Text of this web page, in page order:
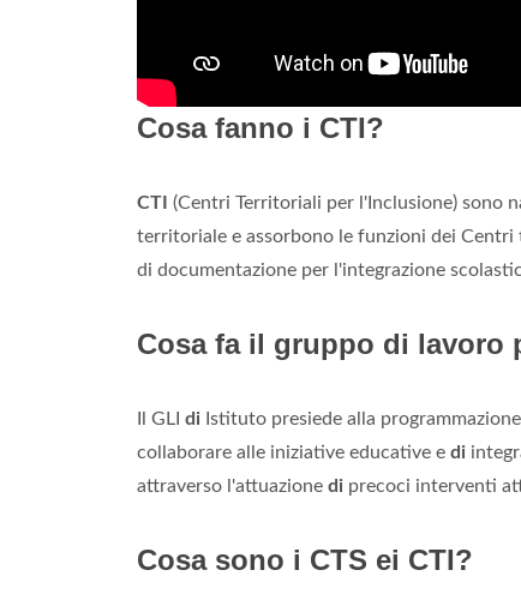
Cosa fanno i CTI?
CTI (Centri Territoriali per l'Inclusione) sono
territoriale e assorbono le funzioni dei
di documentazione per l'integrazione
Cosa fa il gruppo di lavoro
Il GLI di Istituto presiede alla
collaborare alle iniziative educative e di
attraverso l'attuazione di precoci interventi
Cosa sono i CTS ei CTI?